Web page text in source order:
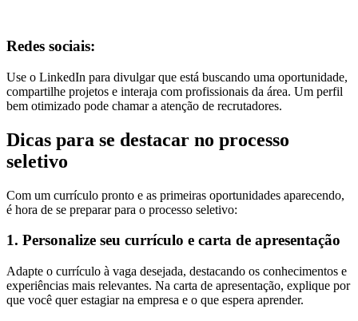
Redes sociais:
Use o LinkedIn para divulgar que está buscando uma oportunidade,
compartilhe projetos e interaja com profissionais da área. Um perfil
bem otimizado pode chamar a atenção de recrutadores.
Dicas para se destacar no processo
seletivo
Com um currículo pronto e as primeiras oportunidades aparecendo,
é hora de se preparar para o processo seletivo:
1. Personalize seu currículo e carta de apresentação
Adapte o currículo à vaga desejada, destacando os conhecimentos e
experiências mais relevantes. Na carta de apresentação, explique por
que você quer estagiar na empresa e o que espera aprender.